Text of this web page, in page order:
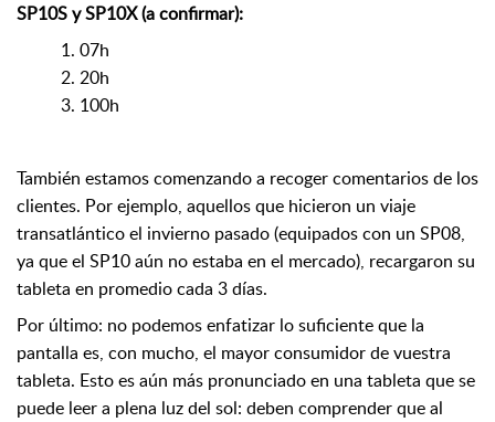
SP10S y SP10X (a confirmar):
1. 07h
2. 20h
3. 100h
También estamos comenzando a recoger comentarios de los
clientes. Por ejemplo, aquellos que hicieron un viaje
transatlántico el invierno pasado (equipados con un SP08,
ya que el SP10 aún no estaba en el mercado), recargaron su
tableta en promedio cada 3 días.
Por último: no podemos enfatizar lo suficiente que la
pantalla es, con mucho, el mayor consumidor de vuestra
tableta. Esto es aún más pronunciado en una tableta que se
puede leer a plena luz del sol: deben comprender que al